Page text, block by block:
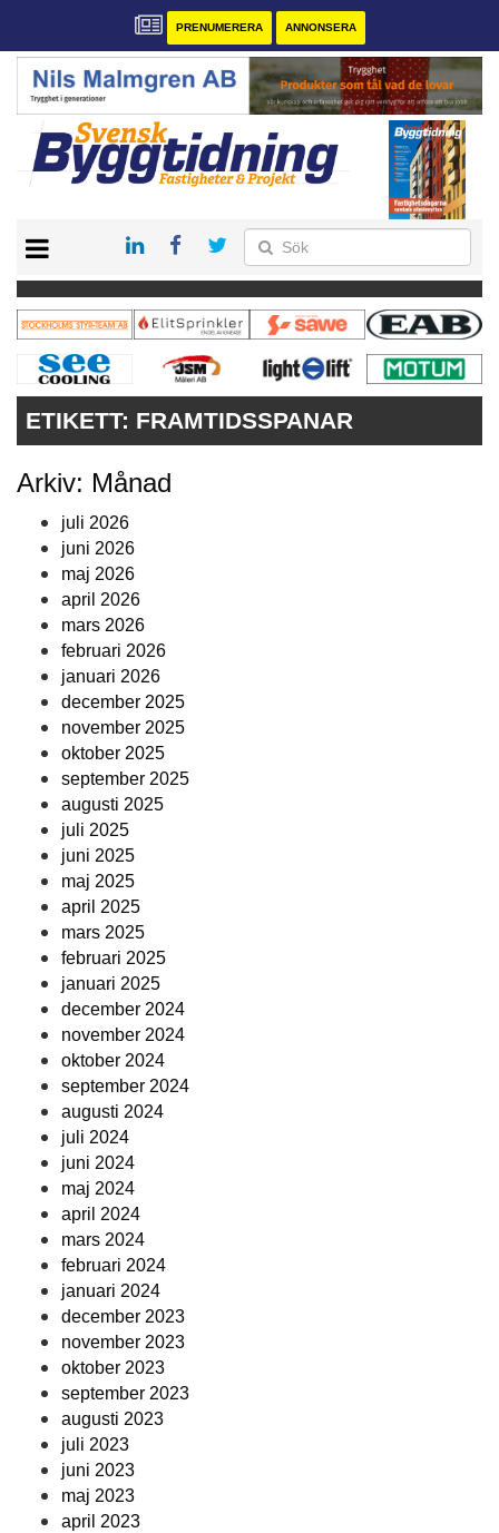
PRENUMERERA ANNONSERA
PRENUMERERA
VÅRA ANDRA MAGASIN
ANNONSERA
KONTAKT
ETIKETT: FRAMTIDSSPANAR
Arkiv: Månad
juli 2026
juni 2026
maj 2026
april 2026
mars 2026
februari 2026
januari 2026
december 2025
november 2025
oktober 2025
september 2025
augusti 2025
juli 2025
juni 2025
maj 2025
april 2025
mars 2025
februari 2025
januari 2025
december 2024
november 2024
oktober 2024
september 2024
augusti 2024
juli 2024
juni 2024
maj 2024
april 2024
mars 2024
februari 2024
januari 2024
december 2023
november 2023
oktober 2023
september 2023
augusti 2023
juli 2023
juni 2023
maj 2023
april 2023